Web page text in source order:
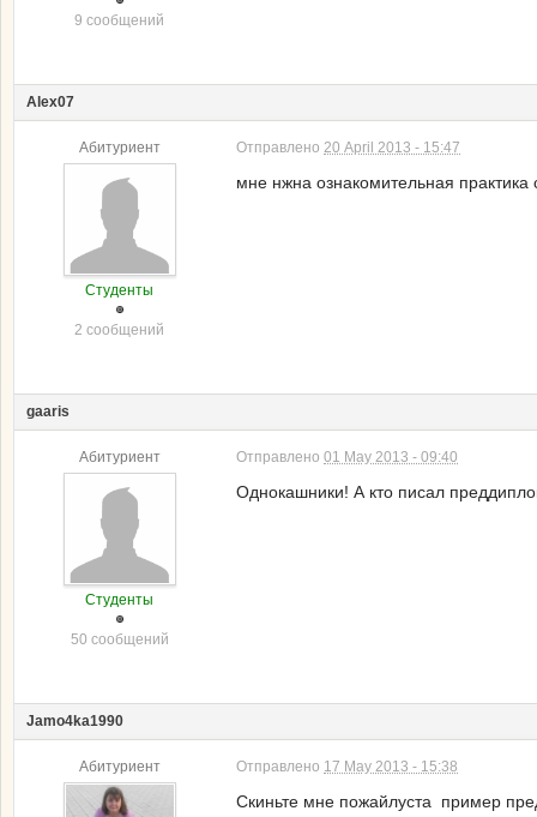
9 сообщений
Alex07
Абитуриент
Студенты
2 сообщений
Отправлено 20 April 2013 - 15:47
мне нжна ознакомительная
gaaris
Абитуриент
Студенты
50 сообщений
Отправлено 01 May 2013 - 09:40
Однокашники! А кто писал
Jamo4ka1990
Абитуриент Отправлено 17 May 2013 - 15:38
Скиньте мне пожайлуста пример